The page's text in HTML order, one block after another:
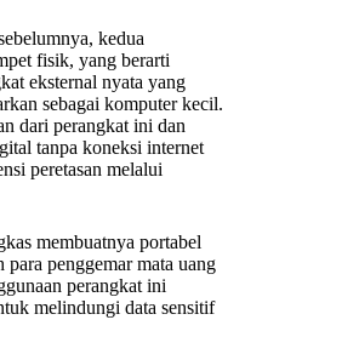
kedua
fisik, yang berarti
eksternal nyata yang
sebagai komputer kecil.
dari perangkat ini dan
tanpa koneksi internet
peretasan melalui
membuatnya portabel
penggemar mata uang
perangkat ini
melindungi data sensitif